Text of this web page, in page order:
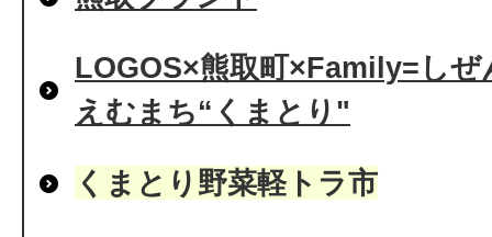
LOGOS×熊取町×Family=しぜ
えむまち“くまとり"
くまとり野菜軽トラ市